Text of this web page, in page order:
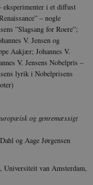
eksperimenter i et diffust
– nogle
”Slagsang for Roere”;
V. Jensen og
Aakjær; Johannes V.
V. Jensens Nobelpris –
lyrik i Nobelprisens
og genremæssigt
og Aage Jørgensen
Universiteit van Amsterdam,